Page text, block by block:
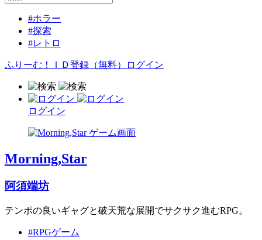
#ホラー
#探索
#レトロ
ふりーむ！ＩＤ登録（無料） ログイン
ログイン
Morning,Star
阿須端坊
テンポの良いギャグと破天荒な展開でサクサク進むRPG。
#RPGゲーム